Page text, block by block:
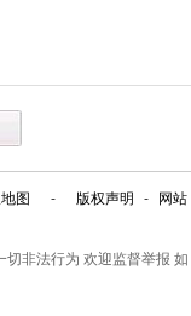
图 - 版权声明 -
网站
切非法行为 欢迎监督举报 如